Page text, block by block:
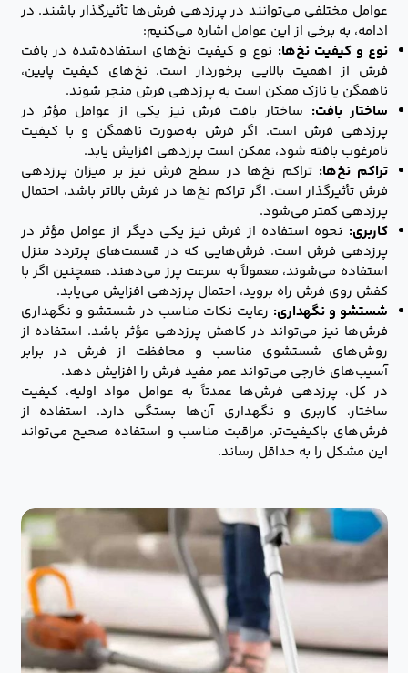
عوامل مختلفی می‌توانند در پرزدهی فرش‌ها تأثیرگذار باشند. در
ادامه، به برخی از این عوامل اشاره می‌کنیم:
نوع و کیفیت نخ‌ها: نوع و کیفیت نخ‌های استفاده‌شده در بافت
فرش از اهمیت بالایی برخوردار است. نخ‌های کیفیت پایین،
ناهمگن یا نازک ممکن است به پرزدهی فرش منجر شوند.
ساختار بافت: ساختار بافت فرش نیز یکی از عوامل مؤثر در
پرزدهی فرش است. اگر فرش به‌صورت ناهمگن و با کیفیت
نامرغوب بافته شود، ممکن است پرزدهی افزایش یابد.
تراکم نخ‌ها: تراکم نخ‌ها در سطح فرش نیز بر میزان پرزدهی
فرش تأثیرگذار است. اگر تراکم نخ‌ها در فرش بالاتر باشد، احتمال
پرزدهی کمتر می‌شود.
کاربری: نحوه استفاده از فرش نیز یکی دیگر از عوامل مؤثر در
پرزدهی فرش است. فرش‌هایی که در قسمت‌های پرتردد منزل
استفاده می‌شوند، معمولاً به سرعت پرز می‌دهند. همچنین اگر با
کفش روی فرش راه بروید، احتمال پرزدهی افزایش می‌یابد.
شستشو و نگهداری: رعایت نکات مناسب در شستشو و نگهداری
فرش‌ها نیز می‌تواند در کاهش پرزدهی مؤثر باشد. استفاده از
روش‌های شستشوی مناسب و محافظت از فرش در برابر
آسیب‌های خارجی می‌تواند عمر مفید فرش را افزایش دهد.
در کل، پرزدهی فرش‌ها عمدتاً به عوامل مواد اولیه، کیفیت
ساختار، کاربری و نگهداری آن‌ها بستگی دارد. استفاده از
فرش‌های باکیفیت‌تر، مراقبت مناسب و استفاده صحیح می‌تواند
این مشکل را به حداقل رساند.